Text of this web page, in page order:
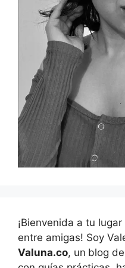
¡Bienvenida a tu
entre amigas! Soy
Valuna.co, un blog